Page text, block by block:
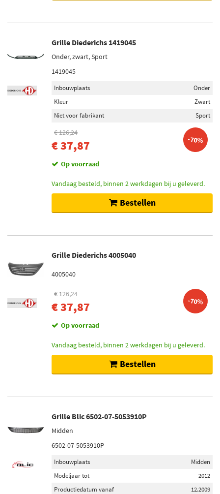
Grille Diederichs 1419045
Onder, zwart, Sport
1419045
Inbouwplaats
Onder
Kleur
Zwart
Niet voor fabrikant
Sport
€ 126,24
€ 37,87 -70%
Op voorraad
Vandaag besteld, binnen 2 werkdagen bij u geleverd.
Bestellen
Grille Diederichs 4005040
4005040
€ 126,24
€ 37,87 -70%
Op voorraad
Vandaag besteld, binnen 2 werkdagen bij u geleverd.
Bestellen
Grille Blic 6502-07-5053910P
Midden
6502-07-5053910P
Inbouwplaats
Midden
Modeljaar tot
2012
Productiedatum vanaf
12.2009